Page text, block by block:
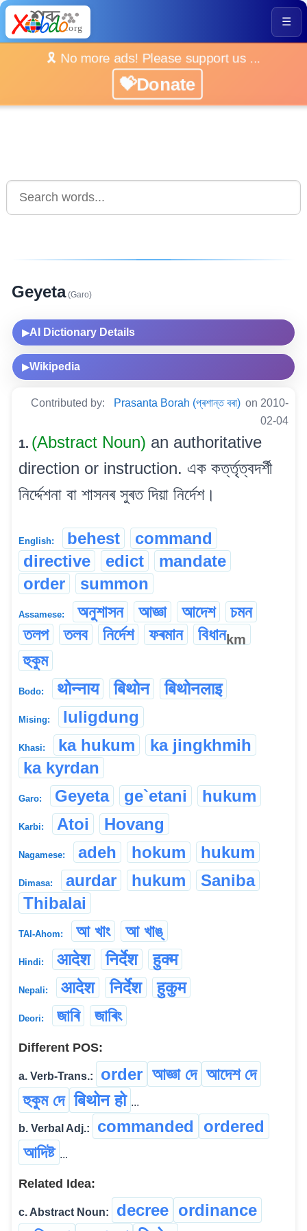
☰
🎗️ No more ads! Please support us ...
💝Donate
Geyeta(Garo)
▶AI Dictionary Details
▶Wikipedia
Contributed by: Prasanta Borah (প্ৰশান্ত বৰা) on 2010-
02-04
1. (Abstract Noun) an authoritative
direction or instruction. এক কৰ্ত্তৃত্বদৰ্শী
নিৰ্দ্দেশনা বা শাসনৰ সুৰত দিয়া নিৰ্দেশ।
English: behest
command
directive
edict
mandate
order
summon
Assamese: অনুশাসন আজ্ঞা আদেশ
চমন
তলপ
তলব নিৰ্দেশ ফৰমান বিধানkm
হুকুম
Bodo: थोन्नाय बिथोन बिथोनलाइ
Mising: luligdung
Khasi: ka hukum
ka jingkhmih
ka kyrdan
Garo: Geyeta ge`etani hukum
Karbi: Atoi Hovang
Nagamese: adeh hokum hukum
Dimasa: aurdar hukum
Saniba
Thibalai
TAI-Ahom: আ খাং আ খাঙ্
Hindi: आदेश निर्देश हुक्म
Nepali: आदेश निर्देश हुकुम
Deori: জাৰি জাৰিং
Different POS:
a. Verb-Trans.: order আজ্ঞা দে আদেশ দে
হুকুম দে बिथोन हो ...
b. Verbal Adj.: commanded
ordered
আদিষ্ট ...
Related Idea:
c. Abstract Noun: decree ordinance